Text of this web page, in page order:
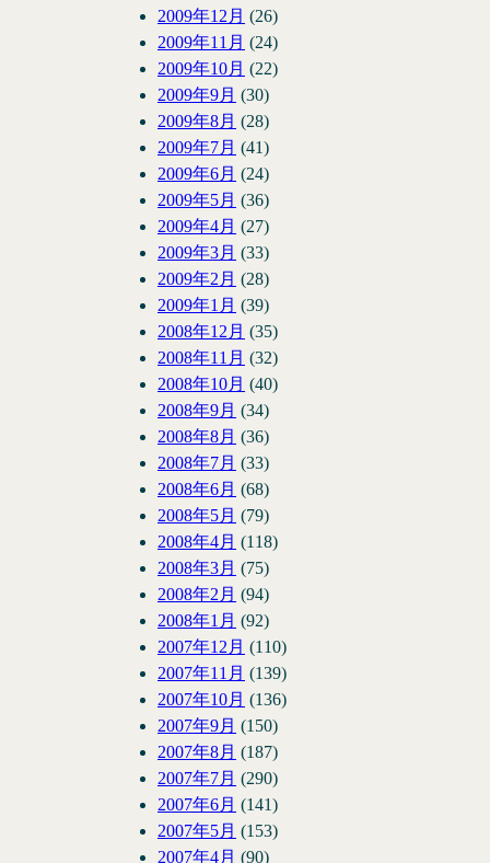
2009年12月 (26)
2009年11月 (24)
2009年10月 (22)
2009年9月 (30)
2009年8月 (28)
2009年7月 (41)
2009年6月 (24)
2009年5月 (36)
2009年4月 (27)
2009年3月 (33)
2009年2月 (28)
2009年1月 (39)
2008年12月 (35)
2008年11月 (32)
2008年10月 (40)
2008年9月 (34)
2008年8月 (36)
2008年7月 (33)
2008年6月 (68)
2008年5月 (79)
2008年4月 (118)
2008年3月 (75)
2008年2月 (94)
2008年1月 (92)
2007年12月 (110)
2007年11月 (139)
2007年10月 (136)
2007年9月 (150)
2007年8月 (187)
2007年7月 (290)
2007年6月 (141)
2007年5月 (153)
2007年4月 (90)